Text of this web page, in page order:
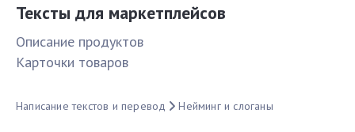
Тексты для маркетплейсов
Описание продуктов
Карточки товаров
Написание текстов и перевод Нейминг и слоганы